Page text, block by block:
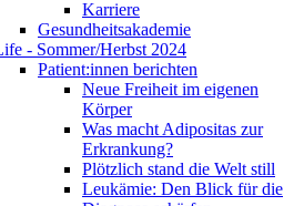
Karriere
Gesundheitsakademie
- Sommer/Herbst 2024
Patient:innen berichten
Neue Freiheit im eigenen
Körper
Was macht Adipositas zur
Erkrankung?
Plötzlich stand die Welt still
Leukämie: Den Blick für die